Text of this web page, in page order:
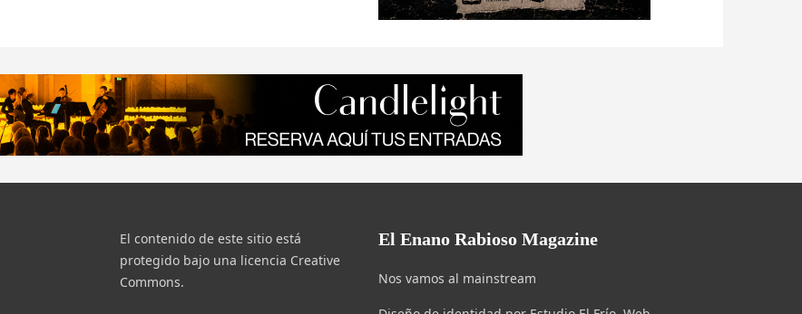
El contenido de este sitio está
protegido bajo una licencia Creative
Commons.
El Enano Rabioso Magazine
Nos vamos al mainstream